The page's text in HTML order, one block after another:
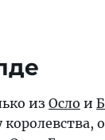
из Осло и